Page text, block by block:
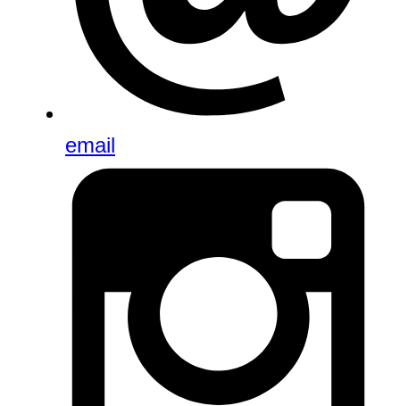
email